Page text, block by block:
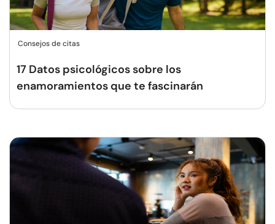
Consejos de citas
17 Datos psicológicos sobre los
enamoramientos que te fascinarán